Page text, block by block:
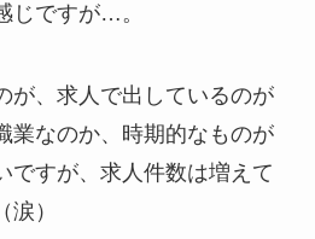
じですが…。
が、求人で出しているのが
業なのか、時期的なものが
すが、 求人件数は増えて
）